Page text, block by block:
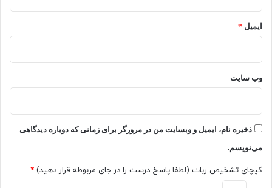
ا
ی
گ
آ
و
ن
م
ک
ا
ز
ی
ک
ر
ر
:
ل
ف
ایمیل *
وب‌ سایت
ذخیره نام، ایمیل و وبسایت من در مرورگر برای زمانی که دوباره دیدگاهی
می‌نویسم.
کپچای تشخیص ربات (لطفا پاسخ درست را در جای مربوطه قرار دهید) *